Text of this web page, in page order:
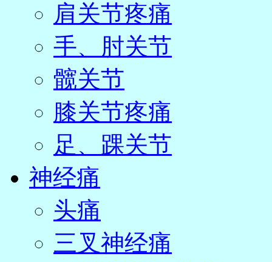
肩关节疼痛
手、肘关节
髋关节
膝关节疼痛
足、踝关节
神经痛
头痛
三叉神经痛